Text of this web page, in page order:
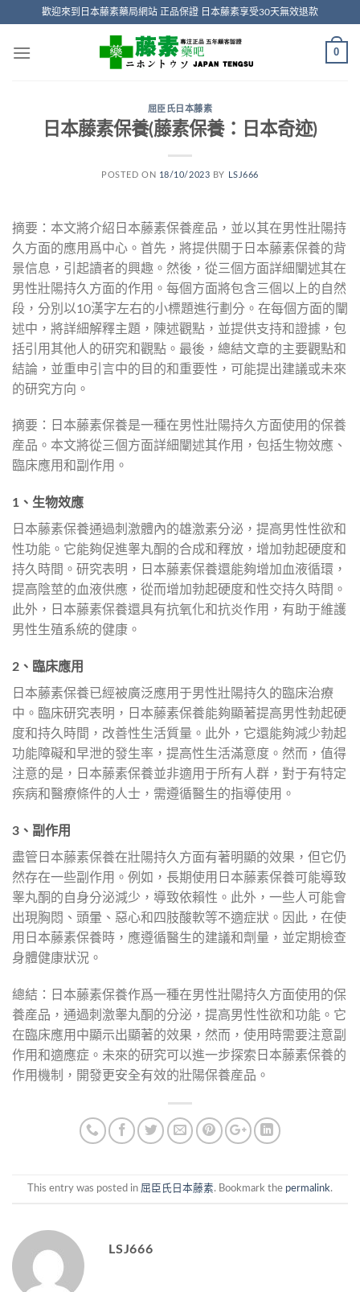
content
歡迎來到日本藤素藥局網站 正品保證 日本藤素享受30天無效退款
0
屈臣氏日本藤素
日本藤素保養(藤素保養：日本奇迹)
POSTED ON 18/10/2023 BY LSJ666
摘要：本文將介紹日本藤素保養産品，並以其在男性壯陽持
久方面的應用爲中心。首先，將提供關于日本藤素保養的背
景信息，引起讀者的興趣。然後，從三個方面詳細闡述其在
男性壯陽持久方面的作用。每個方面將包含三個以上的自然
段，分別以10漢字左右的小標題進行劃分。在每個方面的闡
述中，將詳細解釋主題，陳述觀點，並提供支持和證據，包
括引用其他人的研究和觀點。最後，總結文章的主要觀點和
結論，並重申引言中的目的和重要性，可能提出建議或未來
的研究方向。
摘要：日本藤素保養是一種在男性壯陽持久方面使用的保養
産品。本文將從三個方面詳細闡述其作用，包括生物效應、
臨床應用和副作用。
1、生物效應
日本藤素保養通過刺激體內的雄激素分泌，提高男性性欲和
性功能。它能夠促進睾丸酮的合成和釋放，增加勃起硬度和
持久時間。研究表明，日本藤素保養還能夠增加血液循環，
提高陰莖的血液供應，從而增加勃起硬度和性交持久時間。
此外，日本藤素保養還具有抗氧化和抗炎作用，有助于維護
男性生殖系統的健康。
2、臨床應用
日本藤素保養已經被廣泛應用于男性壯陽持久的臨床治療
中。臨床研究表明，日本藤素保養能夠顯著提高男性勃起硬
度和持久時間，改善性生活質量。此外，它還能夠減少勃起
功能障礙和早泄的發生率，提高性生活滿意度。然而，值得
注意的是，日本藤素保養並非適用于所有人群，對于有特定
疾病和醫療條件的人士，需遵循醫生的指導使用。
3、副作用
盡管日本藤素保養在壯陽持久方面有著明顯的效果，但它仍
然存在一些副作用。例如，長期使用日本藤素保養可能導致
睾丸酮的自身分泌減少，導致依賴性。此外，一些人可能會
出現胸悶、頭暈、惡心和四肢酸軟等不適症狀。因此，在使
用日本藤素保養時，應遵循醫生的建議和劑量，並定期檢查
身體健康狀況。
總結：日本藤素保養作爲一種在男性壯陽持久方面使用的保
養産品，通過刺激睾丸酮的分泌，提高男性性欲和功能。它
在臨床應用中顯示出顯著的效果，然而，使用時需要注意副
作用和適應症。未來的研究可以進一步探索日本藤素保養的
作用機制，開發更安全有效的壯陽保養産品。
This entry was posted in 屈臣氏日本藤素. Bookmark the permalink.
LSJ666